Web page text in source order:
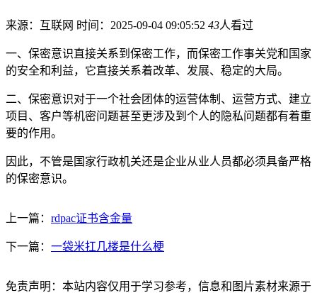
来源：互联网 时间：2025-09-04 09:05:52 43人看过
一、保密意识直接关系到保密工作，而保密工作事关党和国家
的安全和利益，它直接关系着改革、发展、稳定的大局。
二、保密意识对于一个社会团体的运营体制、运营方式、建立
项目、客户等机密问题甚至更涉及到个人的隐私问题都有着重
要的作用。
因此，不管是国家行政机关还是企业从业人员都必须具备严格
的保密意识。
上一篇： rdpac证书含金量
下一篇： 一袋米扛几楼是什么梗
免责声明：本站内容仅用于学习参考，信息和图片素材来源于